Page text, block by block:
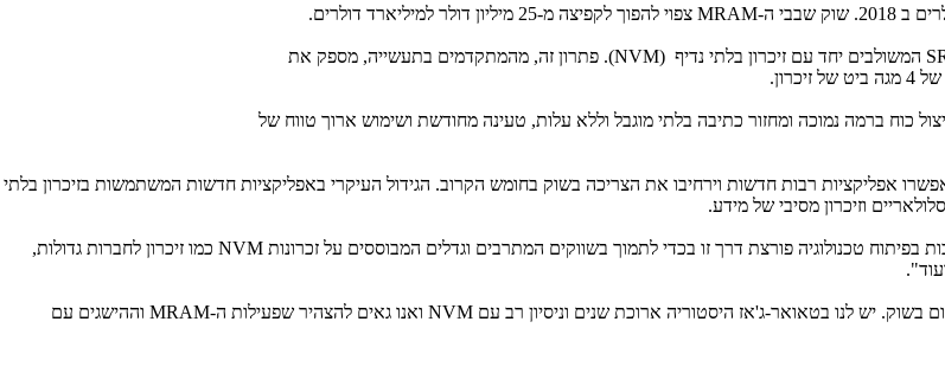
MRAM צפוי להפוך לקפיצה מ-25 מיליון דולר למיליארד דולרים.
המשולבים יחד עם זיכרון בלתי נדיף (NVM). פתרון זה, מהמתקדמים בתעשייה, מספק את
כוח ברמה נמוכה ומחזור כתיבה בלתי מוגבל וללא עלות, טעינה מחודשת ושימוש ארוך טווח של
אפליקציות רבות חדשות וירחיבו את הצריכה בשוק בחומש הקרוב. הגידול העיקרי באפליקציות חדשות המשתמשות בזיכרון בלתי
וזיכרון מסיבי של מידע.
בפיתוח טכנולוגיה פורצת דרך זו בכדי לתמוך בשווקים המתרבים וגדלים המבוססים על זכרונות NVM כמו זיכרון לחברות גדולות,
בשוק. יש לנו בטאואר-ג'אז היסטוריה ארוכת שנים וניסיון רב עם NVM ואנו גאים להצהיר שפעילות ה-MRAM וההישגים עם